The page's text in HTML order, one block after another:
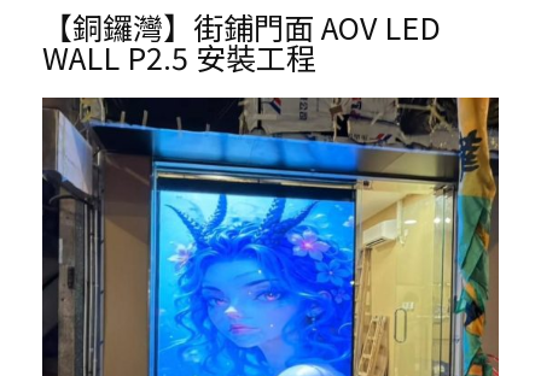
【銅鑼灣】街鋪門面 AOV LED
WALL P2.5 安裝工程